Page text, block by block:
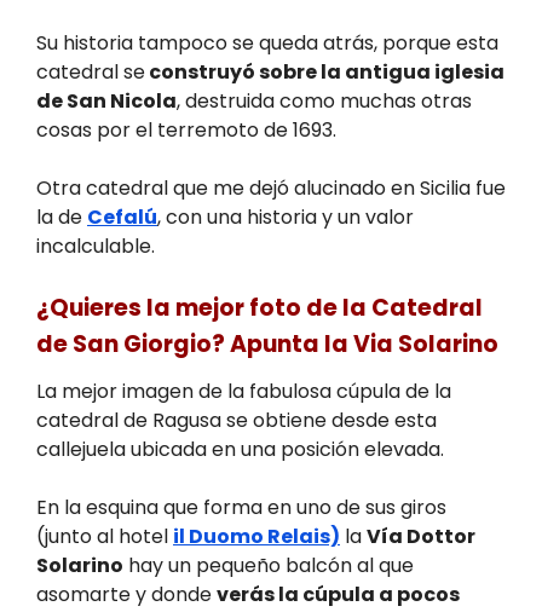
Su historia tampoco se queda atrás, porque esta
catedral seconstruyó sobre la antigua iglesia
de San Nicola, destruida como muchas otras
cosas por el terremoto de 1693.
Otra catedral que me dejó alucinado en Sicilia fue
la de Cefalú, con una historia y un valor
incalculable.
¿Quieres la mejor foto de la Catedral
de San Giorgio? Apunta la Via Solarino
La mejor imagen de la fabulosa cúpula de la
catedral de Ragusa se obtiene desde esta
callejuela ubicada en una posición elevada.
En la esquina que forma en uno de sus giros
(junto al hotel il Duomo Relais) laVía Dottor
Solarino hay un pequeño balcón al que
asomarte y dondeverás la cúpula a pocos